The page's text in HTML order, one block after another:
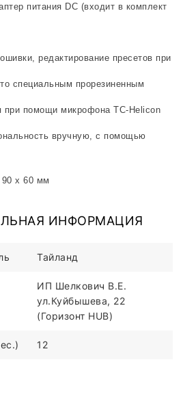
питания DC (входит в комплект
редактирование пресетов при
специальным прорезиненным
при помощи микрофона TC-Helicon
вручную, с помощью
90 х 60 мм
ИНФОРМАЦИЯ
Тайланд
ИП Шелкович В.Е.
ул.Куйбышева, 22
(Горизонт HUB)
12